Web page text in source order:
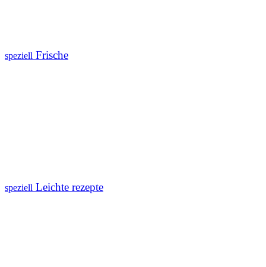
speziell Frische
speziell Leichte rezepte